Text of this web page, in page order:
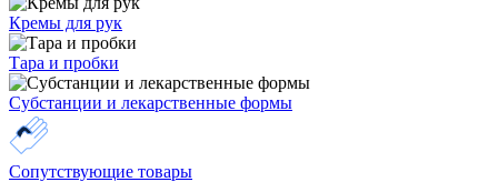
Кремы для рук
Тара и пробки
Субстанции и лекарственные формы
Сопутствующие товары